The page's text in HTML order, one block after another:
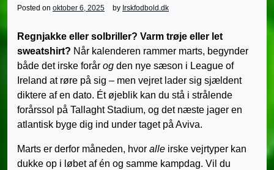
Posted on oktober 6, 2025 by Irskfodbold.dk
Regnjakke eller solbriller? Varm trøje eller let
sweatshirt? Når kalenderen rammer marts, begynder
både det irske forår og den nye sæson i League of
Ireland at røre på sig – men vejret lader sig sjældent
diktere af en dato. Ét øjeblik kan du stå i strålende
forårssol på Tallaght Stadium, og det næste jager en
atlantisk byge dig ind under taget på Aviva.
Marts er derfor måneden, hvor alle irske vejrtyper kan
dukke op i løbet af én og samme kampdag. Vil du